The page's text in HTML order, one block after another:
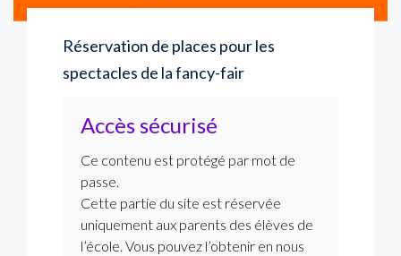
Réservation de places pour les
spectacles de la fancy-fair
Accès sécurisé
Ce contenu est protégé par mot de
passe.
Cette partie du site est réservée
uniquement aux parents des élèves de
l’école. Vous pouvez l’obtenir en nous